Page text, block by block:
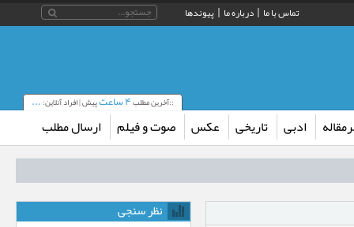
تماس با ما درباره ما پیوندها
::آخرین مطلب۴ ساعت پیش | افراد آنلاین:...
ادبی تاریخی عکس صوت و فیلم ارسال مطلب
نظر سنجی